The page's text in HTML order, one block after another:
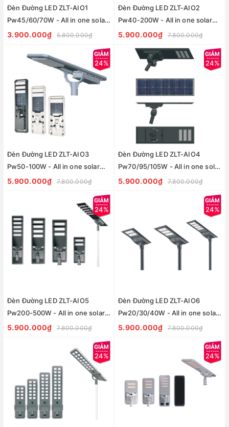
Đèn Đường LED ZLT-AIO1
Pw45/60/70W - All in one solar
street light ZALAA ODM/OEM
3.900.000₫ 5.800.000₫
Đèn Đường LED ZLT-AIO2
Pw40-200W - All in one solar
street light ZALAA ODM/OEM
5.900.000₫ 7.800.000₫
24%
Đèn Đường LED ZLT-AIO3
Pw50-100W - All in one solar
street light ZALAA ODM/OEM
5.900.000₫ 7.800.000₫
24%
Đèn Đường LED ZLT-AIO4
Pw70/95/105W - All in one solar
street light ZALAA ODM/OEM
5.900.000₫ 7.800.000₫
24%
Đèn Đường LED ZLT-AIO5
Pw200-500W - All in one solar
street light ZALAA ODM/OEM
5.900.000₫ 7.800.000₫
24%
Đèn Đường LED ZLT-AIO6
Pw20/30/40W - All in one solar
street light ZALAA ODM/OEM
5.900.000₫ 7.800.000₫
24% 24%